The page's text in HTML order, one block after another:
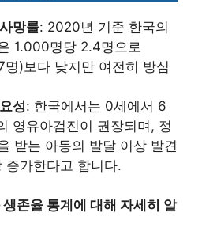
망률: 2020년 기준 한국의
1.000명당 2.4명으로
명)보다 낮지만 여전히 방심
성: 한국에서는 0세에서 6
영유아검진이 권장되며, 정
받는 아동의 발달 이상 발견
증가한다고 합니다.
존율 통계에 대해 자세히 알